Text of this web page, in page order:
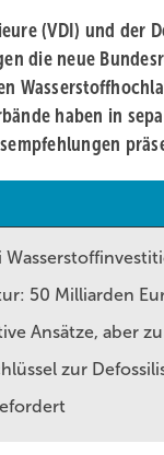
(VDI) und der
die neue
haben in
50 Milliarden
Ansätze, aber
zur